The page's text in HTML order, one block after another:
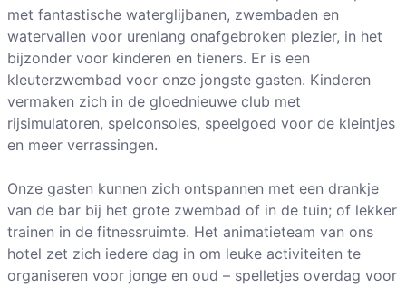
met fantastische waterglijbanen, zwembaden en
watervallen voor urenlang onafgebroken plezier, in het
bijzonder voor kinderen en tieners. Er is een
kleuterzwembad voor onze jongste gasten. Kinderen
vermaken zich in de gloednieuwe club met
rijsimulatoren, spelconsoles, speelgoed voor de kleintjes
en meer verrassingen.
Onze gasten kunnen zich ontspannen met een drankje
van de bar bij het grote zwembad of in de tuin; of lekker
trainen in de fitnessruimte. Het animatieteam van ons
hotel zet zich iedere dag in om leuke activiteiten te
organiseren voor jonge en oud – spelletjes overdag voor